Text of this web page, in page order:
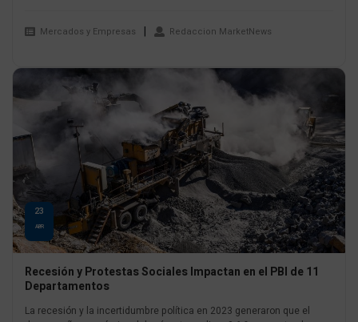
Mercados y Empresas Redaccion MarketNews
23
ABR
Recesión y Protestas Sociales Impactan en el PBI de 11
Departamentos
La recesión y la incertidumbre política en 2023 generaron que el